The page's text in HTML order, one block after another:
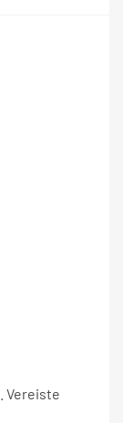
Vereiste